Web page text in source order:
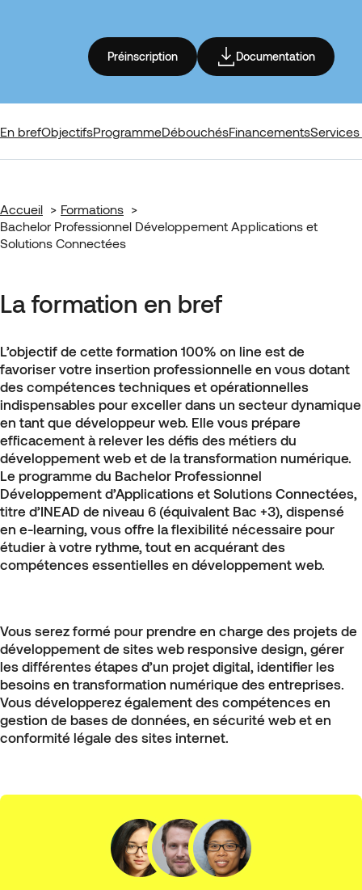
Préinscription Documentation
En brefObjectifsProgrammeDébouchésFinancements
Accueil
Formations
Bachelor Professionnel Développement Applications et
Solutions Connectées
La formation en bref
L’objectif de cette formation 100% on line est de
favoriser votre insertion professionnelle en vous dotant
des compétences techniques et opérationnelles
indispensables pour exceller dans un secteur dynamique
en tant que développeur web. Elle vous prépare
efficacement à relever les défis des métiers du
développement web et de la transformation numérique.
Le programme du Bachelor Professionnel
Développement d’Applications et Solutions Connectées,
titre d’INEAD de niveau 6 (équivalent Bac +3), dispensé
en e-learning, vous offre la flexibilité nécessaire pour
étudier à votre rythme, tout en acquérant des
compétences essentielles en développement web.
Vous serez formé pour prendre en charge des projets de
développement de sites web responsive design, gérer
les différentes étapes d’un projet digital, identifier les
besoins en transformation numérique des entreprises.
Vous développerez également des compétences en
gestion de bases de données, en sécurité web et en
conformité légale des sites internet.